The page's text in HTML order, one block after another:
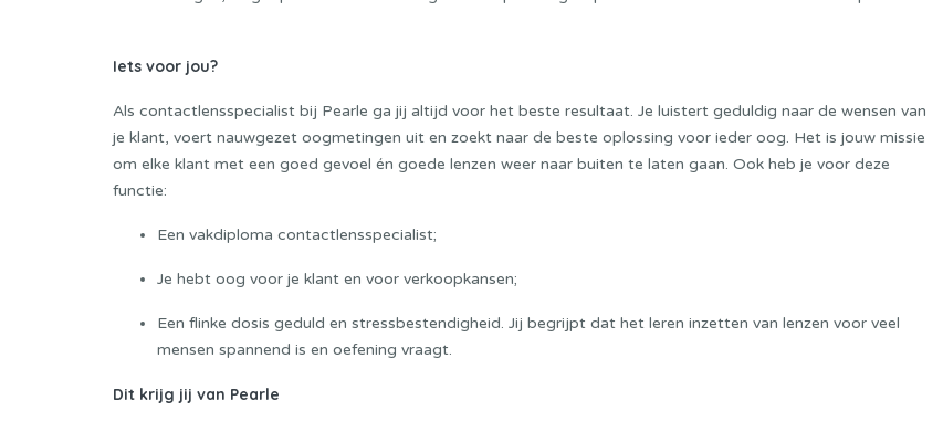
Iets voor jou?
Als contactlensspecialist bij Pearle ga jij altijd voor het beste resultaat. Je luistert geduldig naar de wensen van
je klant, voert nauwgezet oogmetingen uit en zoekt naar de beste oplossing voor ieder oog. Het is jouw missie
om elke klant met een goed gevoel én goede lenzen weer naar buiten te laten gaan. Ook heb je voor deze
functie:
Een vakdiploma contactlensspecialist;
Je hebt oog voor je klant en voor verkoopkansen;
Een flinke dosis geduld en stressbestendigheid. Jij begrijpt dat het leren inzetten van lenzen voor veel
mensen spannend is en oefening vraagt.
Dit krijg jij van Pearle